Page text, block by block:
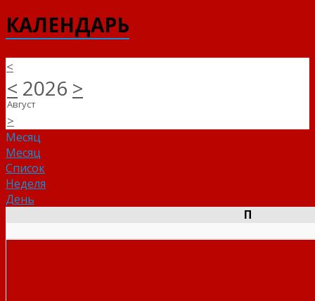
КАЛЕНДАРЬ
<
< 2026 >
Август
>
Месяц
Месяц
Список
Неделя
День
П